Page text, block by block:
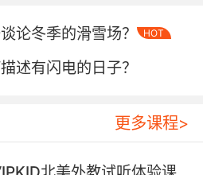
，不能仅仅停留在表面的
化底蕴。比如法国的卢浮
》等艺术珍品，代表了文
和审美观念。在英语中，
论冬季的滑雪场？ HOT
述有闪电的日子？
更多课程>